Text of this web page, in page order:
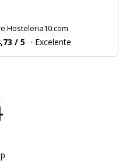
Hosteleria10.com
/ 5 · Excelente